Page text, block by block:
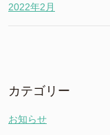
2022年2月
カテゴリー
お知らせ